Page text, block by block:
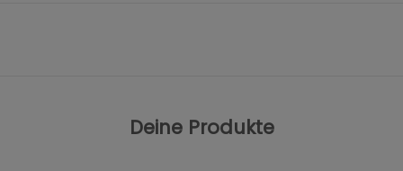
Deine Produkte